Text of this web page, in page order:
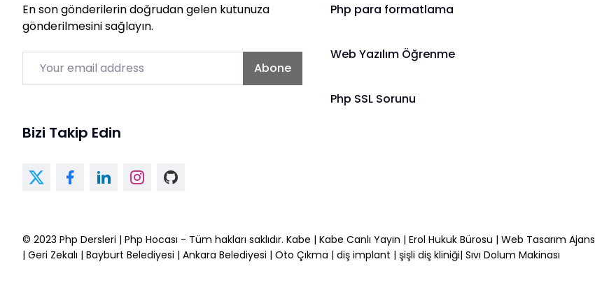
En son gönderilerin doğrudan gelen kutunuza
gönderilmesini sağlayın.
Abone
Bizi Takip Edin
Php para formatlama
Web Yazılım Öğrenme
Php SSL Sorunu
© 2023 Php Dersleri | Php Hocası - Tüm hakları saklıdır. Kabe | Kabe Canlı Yayın | Erol Hukuk Bürosu | Web Tasarım Ajans
| Geri Zekalı | Bayburt Belediyesi | Ankara Belediyesi | Oto Çıkma | diş implant | şişli diş kliniği| Sıvı Dolum Makinası